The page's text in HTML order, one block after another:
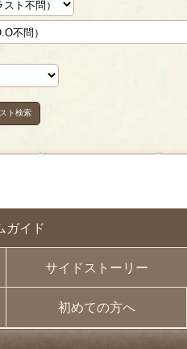
ガイド
サイドストーリー
初めての方へ
ト検索